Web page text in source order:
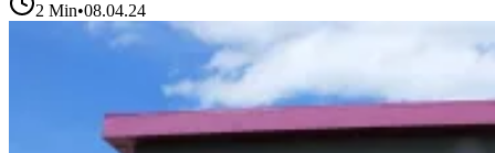
2 Min•08.04.24